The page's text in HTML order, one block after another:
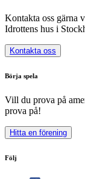
Kontakta oss gärna
Idrottens hus i
Kontakta oss
Börja spela
Vill du prova på
prova på!
Hitta en förening
Följ